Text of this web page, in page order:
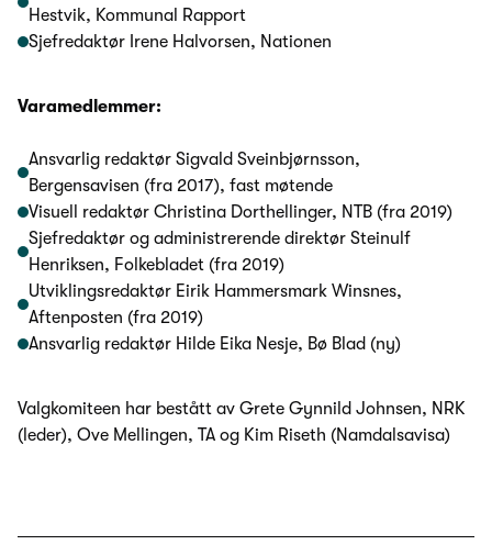
Hestvik, Kommunal Rapport
Sjefredaktør Irene Halvorsen, Nationen
Varamedlemmer:
Ansvarlig redaktør Sigvald Sveinbjørnsson,
Bergensavisen (fra 2017), fast møtende
Visuell redaktør Christina Dorthellinger, NTB (fra 2019)
Sjefredaktør og administrerende direktør Steinulf
Henriksen, Folkebladet (fra 2019)
Utviklingsredaktør Eirik Hammersmark Winsnes,
Aftenposten (fra 2019)
Ansvarlig redaktør Hilde Eika Nesje, Bø Blad (ny)
Valgkomiteen har bestått av Grete Gynnild Johnsen, NRK
(leder), Ove Mellingen, TA og Kim Riseth (Namdalsavisa)